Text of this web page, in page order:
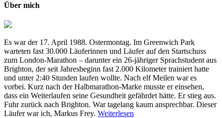
Über mich
Es war der 17. April 1988. Ostermontag. Im Greenwich Park
warteten fast 30.000 Läuferinnen und Läufer auf den Startschuss
zum London-Marathon – darunter ein 26-jähriger Sprachstudent aus
Brighton, der seit Jahresbeginn fast 2.000 Kilometer trainiert hatte
und unter 2:40 Stunden laufen wollte. Nach elf Meilen war es
vorbei. Kurz nach der Halbmarathon-Marke musste er einsehen,
dass ein Weiterlaufen seine Gesundheit gefährdet hätte. Er stieg aus.
Fuhr zurück nach Brighton. War tagelang kaum ansprechbar. Dieser
Läufer war ich, Markus Frey. Weiterlesen